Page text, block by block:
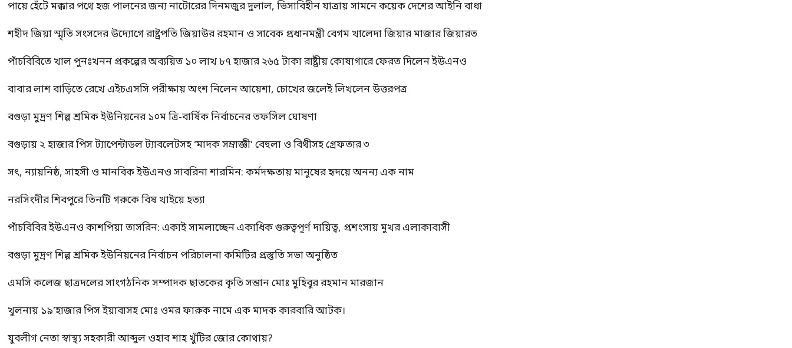
পায়ে হেঁটে মক্কার পথে হজ পালনের জন্য নাটোরের দিনমজুর দুলাল, ভিসাবিহীন যাত্রায় সামনে কয়েক দেশের আইনি বাধা
শহীদ জিয়া স্মৃতি সংসদের উদ্যোগে রাষ্ট্রপতি জিয়াউর রহমান ও সাবেক প্রধানমন্ত্রী বেগম খালেদা জিয়ার মাজার জিয়ারত
পাঁচবিবিতে খাল পুনঃখনন প্রকল্পের অব্যয়িত ১০ লাখ ৮৭ হাজার ২৬৫ টাকা রাষ্ট্রীয় কোষাগারে ফেরত দিলেন ইউএনও
বাবার লাশ বাড়িতে রেখে এইচএসসি পরীক্ষায় অংশ নিলেন আয়েশা, চোখের জলেই লিখলেন উত্তরপত্র
বগুড়া মুদ্রণ শিল্প শ্রমিক ইউনিয়নের ১০ম ত্রি-বার্ষিক নির্বাচনের তফসিল ঘোষণা
বগুড়ায় ২ হাজার পিস ট্যাপেন্টাডল ট্যাবলেটসহ ‘মাদক সম্রাজ্ঞী’ বেহুলা ও বিথীসহ গ্রেফতার ৩
সৎ, ন্যায়নিষ্ঠ, সাহসী ও মানবিক ইউএনও সাবরিনা শারমিন: কর্মদক্ষতায় মানুষের হৃদয়ে অনন্য এক নাম
নরসিংদীর শিবপুরে তিনটি গরুকে বিষ খাইয়ে হত্যা
পাঁচবিবির ইউএনও কাশপিয়া তাসরিন: একাই সামলাচ্ছেন একাধিক গুরুত্বপূর্ণ দায়িত্ব, প্রশংসায় মুখর এলাকাবাসী
বগুড়া মুদ্রণ শিল্প শ্রমিক ইউনিয়নের নির্বাচন পরিচালনা কমিটির প্রস্তুতি সভা অনুষ্ঠিত
এমসি কলেজ ছাত্রদলের সাংগঠনিক সম্পাদক ছাতকের কৃতি সন্তান মোঃ মুহিবুর রহমান মারজান
খুলনায় ১৯’হাজার পিস ইয়াবাসহ মোঃ ওমর ফারুক নামে এক মাদক কারবারি আটক।
যুবলীগ নেতা স্বাস্থ্য সহকারী আব্দুল ওহাব শাহ খুঁটির জোর কোথায়?